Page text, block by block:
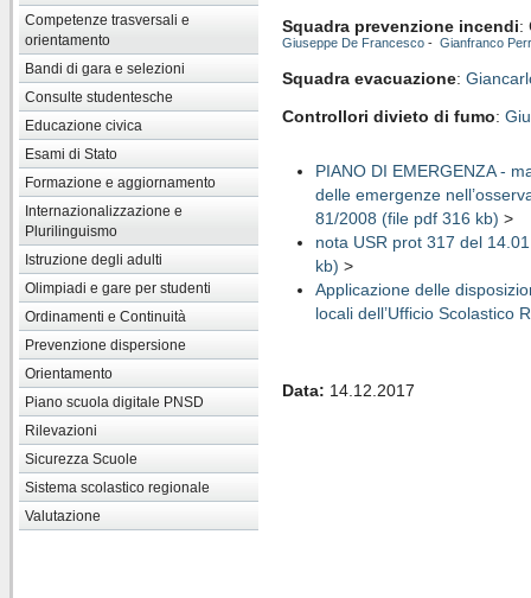
Competenze trasversali e
orientamento
Bandi di gara e selezioni
Consulte studentesche
Educazione civica
Esami di Stato
Formazione e aggiornamento
Internazionalizzazione e
Plurilinguismo
Istruzione degli adulti
Olimpiadi e gare per studenti
Ordinamenti e Continuità
Prevenzione dispersione
Orientamento
Piano scuola digitale PNSD
Rilevazioni
Sicurezza Scuole
Sistema scolastico regionale
Valutazione
Squadra prevenzione incendi:
Giuseppe De Francesco- Gianfranco
Squadra evacuazione:
Controllori divieto di fumo:
PIANO DI EMERGENZA -
delle emergenze
81/2008 (file pdf 316 kb) >
nota USR prot 317 del
kb) >
Applicazione delle
locali dell’Ufficio Scolastico
Data: 14.12.2017